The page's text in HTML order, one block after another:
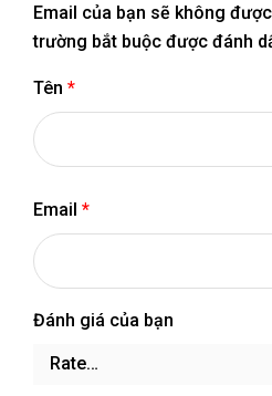
Email của bạn sẽ không
trường bắt buộc được đánh
Tên *
Email *
Đánh giá của bạn